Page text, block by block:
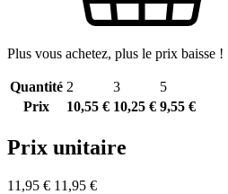
Plus vous achetez, plus le prix baisse !
Quantité 2 3
5
Prix
10,55 € 10,25 € 9,55 €
Prix unitaire
11,95 € 11,95 €